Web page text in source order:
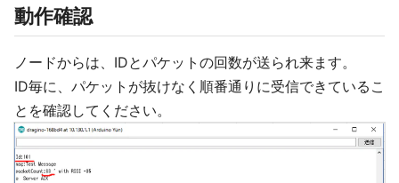
動作確認
ノードからは、IDとパケットの回数が送られ来ます。
ID毎に、パケットが抜けなく順番通りに受信できているこ
とを確認してください。